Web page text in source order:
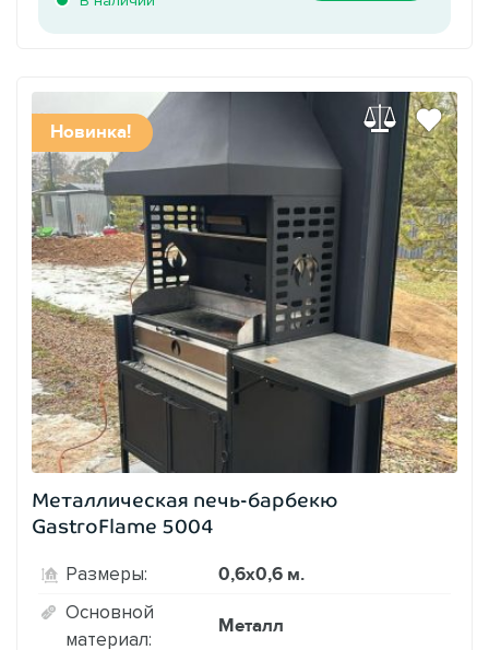
Новинка!
Металлическая печь-барбекю
GastroFlame 5004
Размеры: 0,6х0,6 м.
Основной
материал:
Металл